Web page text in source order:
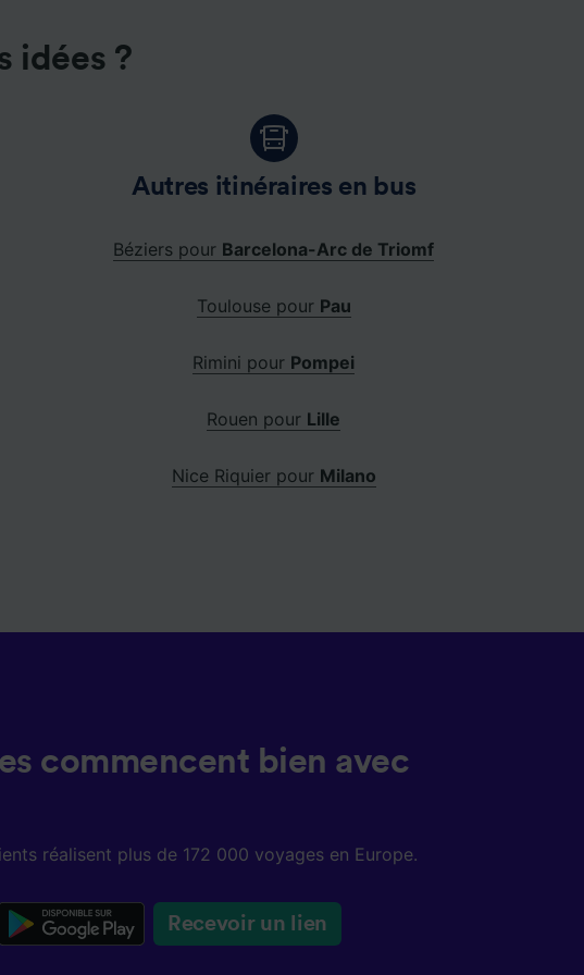
idées ?
Autres itinéraires en bus
Béziers pour Barcelona-Arc de Triomf
Toulouse pour Pau
Rimini pour Pompei
Rouen pour Lille
Nice Riquier pour Milano
commencent bien avec
réalisent plus de 172 000 voyages en Europe.
Recevoir un lien